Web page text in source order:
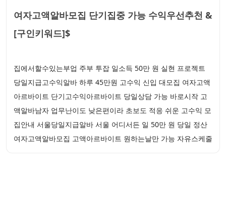
여자고액알바모집 단기집중 가능 수익우선추천 &
[구인키워드]$
집에서할수있는부업 주부 투잡 일소득 50만 원 실현 프로젝트
당일지급고수익알바 하루 45만원 고수익 신입 대모집 여자고액
아르바이트 단기고수익아르바이트 당일상담 가능 바로시작 고
액알바남자 업무난이도 낮은편이라 초보도 적응 쉬운 고수익 모
집안내 서울당일지급알바 서울 어디서든 일 50만 원 당일 정산
여자고액알바모집 고액아르바이트 원하는날만 가능 자유스케줄